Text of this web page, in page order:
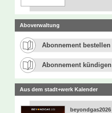
Aboverwaltung
Abonnement bestellen
Abonnement kündigen
Aus dem stadt+werk Kalender
beyondgas2026